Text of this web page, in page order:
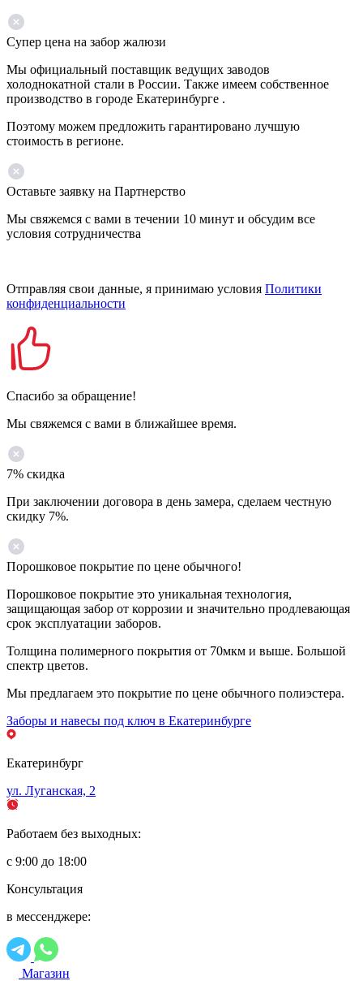
Супер цена на забор жалюзи
Мы официальный поставщик ведущих заводов
холоднокатной стали в России. Также имеем собственное
производство в городе Екатеринбурге .
Поэтому можем предложить гарантировано лучшую
стоимость в регионе.
Оставьте заявку на Партнерство
Мы свяжемся с вами в течении 10 минут и обсудим все
условия сотрудничества
Отправляя свои данные, я принимаю условия Политики
конфиденциальности
Спасибо за обращение!
Мы свяжемся с вами в ближайшее время.
7% скидка
При заключении договора в день замера, сделаем честную
скидку 7%.
Порошковое покрытие по цене обычного!
Порошковое покрытие это уникальная технология,
защищающая забор от коррозии и значительно продлевающая
срок эксплуатации заборов.
Толщина полимерного покрытия от 70мкм и выше. Большой
спектр цветов.
Мы предлагаем это покрытие по цене обычного полиэстера.
Заборы и навесы под ключ в Екатеринбурге
Екатеринбург
ул. Луганская, 2
Работаем без выходных:
с 9:00 до 18:00
Консультация
в мессенджере:
Магазин